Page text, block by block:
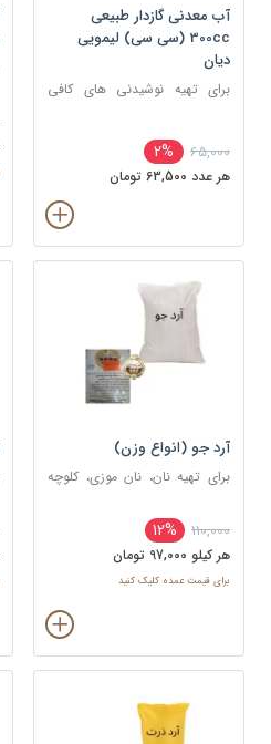
آب معدنی گازدار طبیعی
300cc (سی سی) لیمویی
دیان
برای تهیه نوشیدنی های کافی
65,000
2%
هر عدد 63,500 تومان
آرد جو (انواع وزن)
برای تهیه نان، نان موزی، کلوچه
110,000
12%
هر کيلو 97,000 تومان
برای قیمت عمده کلیک کنید